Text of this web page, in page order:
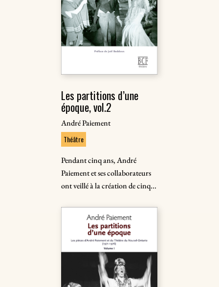
Les partitions d’une
époque, vol.2
André Paiement
Théâtre
Pendant cinq ans, André
Paiement et ses collaborateurs
ont veillé à la création de cinq...